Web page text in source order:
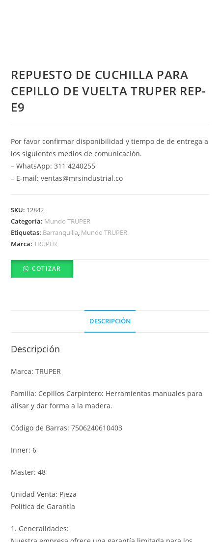
REPUESTO DE CUCHILLA PARA
CEPILLO DE VUELTA TRUPER REP-
E9
Por favor confirmar disponibilidad y tiempo de de entrega a
los siguientes medios de comunicación.
– WhatsApp: 311 4240255
– E-mail: ventas@mrsindustrial.co
SKU: 12842
Categoría: Mundo TRUPER
Etiquetas: Barranquilla, Mundo TRUPER
Marca:TRUPER
COTIZAR
DESCRIPCIÓN
Descripción
Marca: TRUPER
Familia: Cepillos Carpintero: Herramientas manuales para
alisar y dar forma a la madera.
Código de Barras: 7506240610403
Inner: 6
Master: 48
Unidad Venta: Pieza
Política de Garantía
1. Generalidades: